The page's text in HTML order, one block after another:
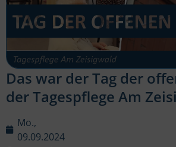
Das war der Tag der
der Tagespflege Am
Mo.,
09.09.2024